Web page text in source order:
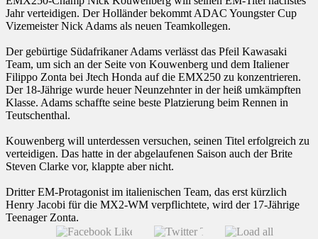
Jahr verteidigen. Der Holländer bekommt ADAC Youngster Cup
Vizemeister Nick Adams als neuen Teamkollegen.
Der gebürtige Südafrikaner Adams verlässt das Pfeil Kawasaki
Team, um sich an der Seite von Kouwenberg und dem Italiener
Filippo Zonta bei Jtech Honda auf die EMX250 zu konzentrieren.
Der 18-Jährige wurde heuer Neunzehnter in der heiß umkämpften
Klasse. Adams schaffte seine beste Platzierung beim Rennen in
Teutschenthal.
Kouwenberg will unterdessen versuchen, seinen Titel erfolgreich zu
verteidigen. Das hatte in der abgelaufenen Saison auch der Brite
Steven Clarke vor, klappte aber nicht.
Dritter EM-Protagonist im italienischen Team, das erst kürzlich
Henry Jacobi für die MX2-WM verpflichtete, wird der 17-Jährige
Teenager Zonta.